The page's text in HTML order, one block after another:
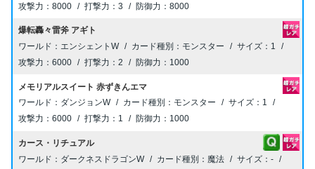
8000
3 8000
爆転轟々雷斧 アギト
エンシェントW
モンスター
1
6000
2 1000
メモリアルスイート 赤ずきんエマ
ダンジョンW
モンスター
1
6000
1 1000
カース・リチュアル
ダークネスドラゴンW
魔法
-